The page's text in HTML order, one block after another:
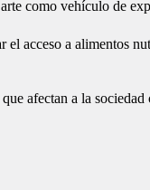
como vehículo de
el acceso a alimentos
afectan a la sociedad